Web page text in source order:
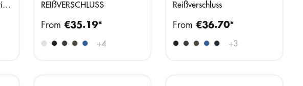
REIßVERSCHLUSS
+4
From€35.19*
Reißverschluss
+3
From€36.70*